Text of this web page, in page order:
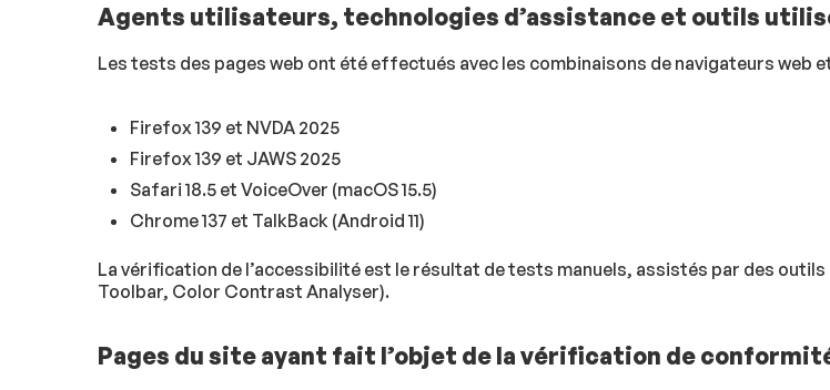
Agents utilisateurs, technologies d’assistance et outils
Les tests des pages web ont été effectués avec les combinaisons de navigateurs web
Firefox 139 et NVDA 2025
Firefox 139 et JAWS 2025
Safari 18.5 et VoiceOver (macOS 15.5)
Chrome 137 et TalkBack (Android 11)
La vérification de l’accessibilité est le résultat de tests manuels, assistés par des
Toolbar, Color Contrast Analyser).
Pages du site ayant fait l’objet de la vérification de